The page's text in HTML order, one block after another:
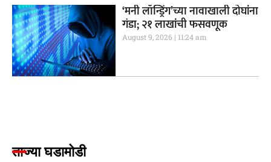
‘मनी लॉन्ड्रिंग’च्या नावाखाली दोघांना
गंडा; २१ लाखांची फसवणूक
August 9, 2026 11:24 am
ताज्या घडामोडी